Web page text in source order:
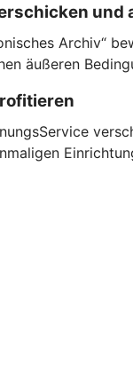
und
Archiv“
äußeren